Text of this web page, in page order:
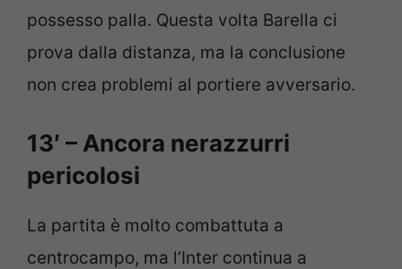
possesso palla. Questa volta Barella ci
prova dalla distanza, ma la conclusione
non crea problemi al portiere avversario.
13′ – Ancora nerazzurri
pericolosi
La partita è molto combattuta a
centrocampo, ma l’Inter continua a